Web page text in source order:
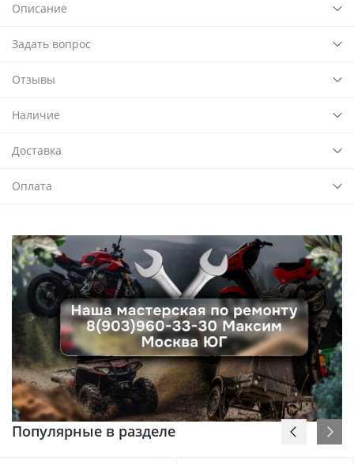
Описание
Задать вопрос
Отзывы
Наличие
Доставка
Оплата
Популярные в разделе